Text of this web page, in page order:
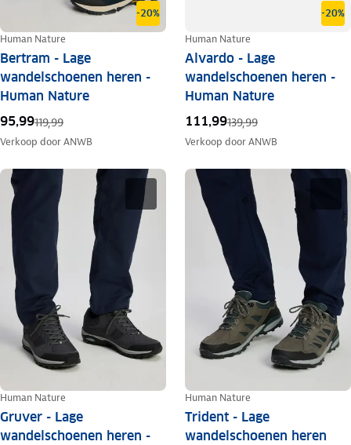
-20%
Human Nature
Bertram - Lage
wandelschoenen heren -
Human Nature
95,99119,99
Verkoop doorANWB
-20%
Human Nature
Alvardo - Lage
wandelschoenen heren -
Human Nature
111,99139,99
Verkoop doorANWB
Human Nature
Gruver - Lage
wandelschoenen heren -
Human Nature
Trident - Lage
wandelschoenen heren